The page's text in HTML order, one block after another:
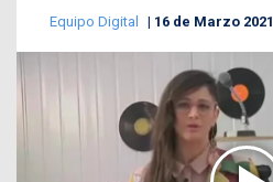
Equipo Digital 16 de Marzo 2021